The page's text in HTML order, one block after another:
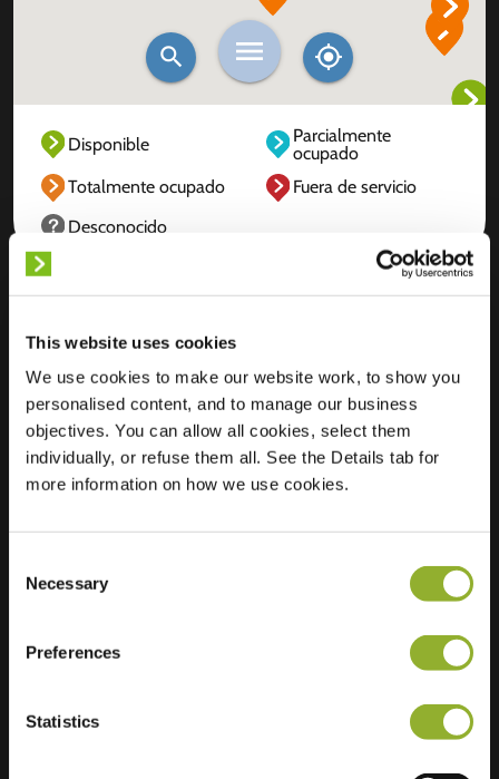
This website uses cookies
We use cookies to make our website work, to show you
personalised content, and to manage our business
objectives. You can allow all cookies, select them
individually, or refuse them all. See the Details tab for
more information on how we use cookies.
Selection
Necessary
Preferences
Statistics
Disponible
Parcialmente
ocupado
Totalmente ocupado
Fuera de servicio
Desconocido
Ubicación
Van der Laenstraat
71
8012 TA Zwolle
Países Bajos